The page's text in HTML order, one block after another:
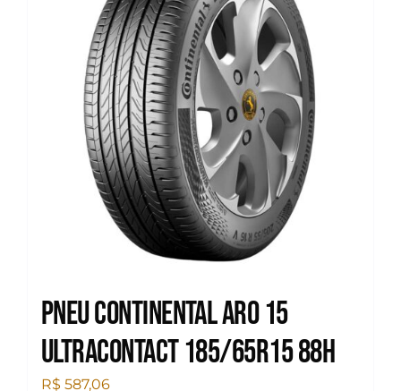
Pneu Continental Aro 15
Ultracontact 185/65R15 88H
R$ 587,06